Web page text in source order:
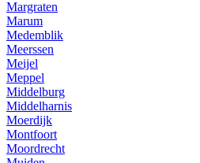
Margraten
Marum
Medemblik
Meerssen
Meijel
Meppel
Middelburg
Middelharnis
Moerdijk
Montfoort
Moordrecht